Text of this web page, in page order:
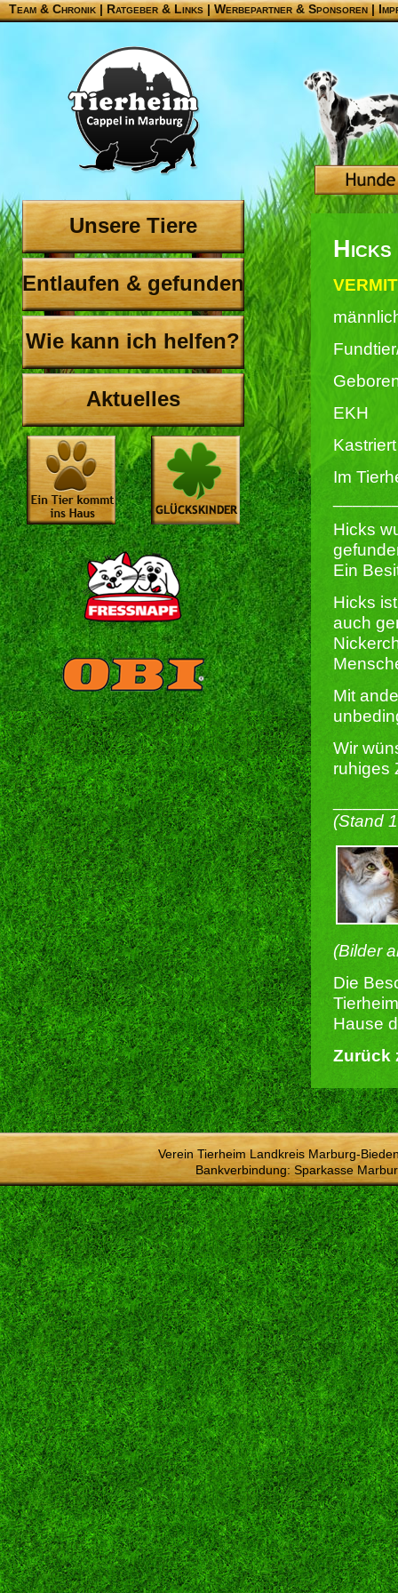
Team & Chronik |Ratgeber & Links|Werbepartner & Sponsoren|
Unsere Tiere
Entlaufen & gefunden
Wie kann ich helfen?
Aktuelles
Hicks
EKH
Im
Hicks
Ein
Hicks
auch
Mit
Wir
ruhiges
(Stand
(Bilder
Die
Hause
Zurück
Verein Tierheim Landkreis Marburg-
Bankverbindung: Sparkasse